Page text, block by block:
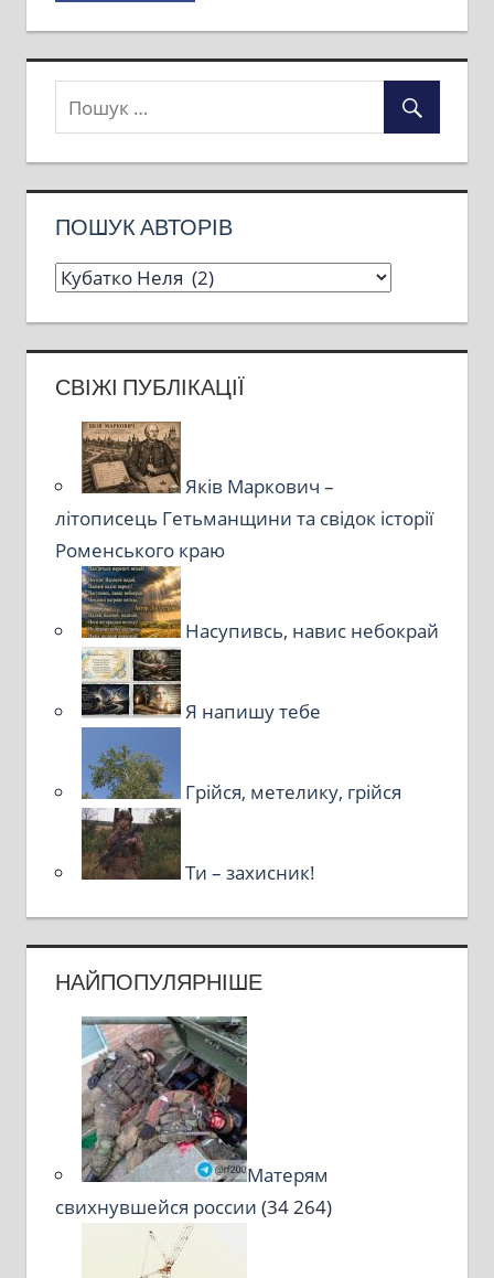
ПОШУК АВТОРІВ
СВІЖІ ПУБЛІКАЦІЇ
Яків Маркович –
літописець Гетьманщини та свідок історії
Роменського краю
Насупивсь, навис небокрай
Я напишу тебе
Грійся, метелику, грійся
Ти – захисник!
НАЙПОПУЛЯРНІШЕ
Матерям
свихнувшейся россии (34 264)